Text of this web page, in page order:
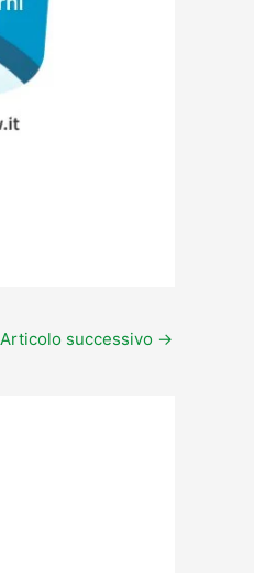
Articolo successivo →